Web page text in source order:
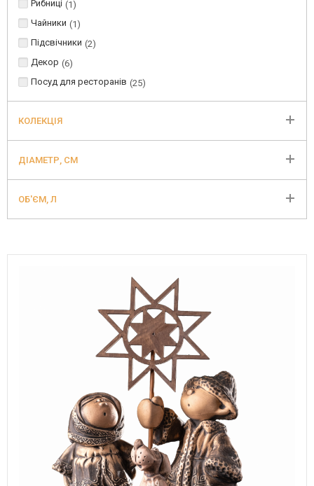
Рибниці 1
Чайники
1
Підсвічники 2
Декор 6
Посуд для ресторанів 25
КОЛЕКЦІЯ
ДІАМЕТР, СМ
ОБ'ЄМ, Л